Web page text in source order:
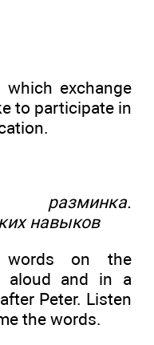
exchange
to participate in
разминка.
навыков
on the
aloud and in a
Peter. Listen
the words.